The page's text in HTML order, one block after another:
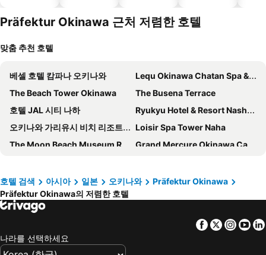
Präfektur Okinawa 근처 저렴한 호텔
맞춤 추천 호텔
베셀 호텔 캄파나 오키나와
Lequ Okinawa Chatan Spa & Resort
The Beach Tower Okinawa
The Busena Terrace
호텔 JAL 시티 나하
Ryukyu Hotel & Resort Nashiro Beach
오키나와 가리유시 비치 리조트 오션 스파
Loisir Spa Tower Naha
The Moon Beach Museum Resort
Grand Mercure Okinawa Cape Zanpa Resort
Hewitt Resort Naha
Hilton Okinawa Sesoko Resort
Grand Cabin Hotel Naha Oroku
힐튼 오키나와 차탄 리조트
Hotel Strata Naha
Hotel Gracery Naha
호텔 검색 아시아 일본 오키나와
Präfektur Okinawa
Präfektur Okinawa의 저렴한 호텔
Facebook
Twitter
나라를 선택하세요